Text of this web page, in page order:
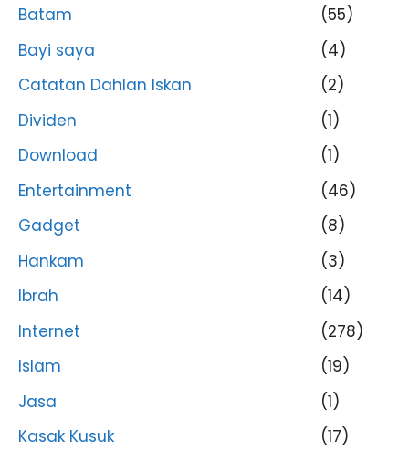
Batam
(55)
Bayi saya
(4)
Catatan Dahlan Iskan
(2)
Dividen
(1)
Download
(1)
Entertainment
(46)
Gadget
(8)
Hankam
(3)
Ibrah
(14)
Internet
(278)
Islam
(19)
Jasa
(1)
Kasak Kusuk
(17)